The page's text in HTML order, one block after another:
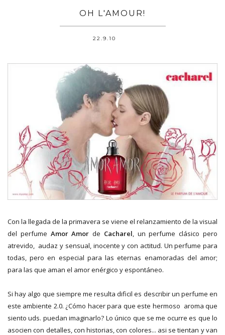
OH L'AMOUR!
22.9.10
Con la llegada de la primavera se viene el relanzamiento de la visual
del perfume Amor Amor de Cacharel , un perfume clásico pero
atrevido, audaz y sensual, inocente y con actitud. Un perfume para
todas, pero en especial para las eternas enamoradas del amor;
para las que aman el amor enérgico y espontáneo.
Si hay algo que siempre me resulta dificil es describir un perfume en
este ambiente 2.0. ¿Cómo hacer para que este hermoso aroma que
siento uds. puedan imaginarlo? Lo único que se me ocurre es que lo
asocien con detalles, con historias, con colores... asi se tientan y van